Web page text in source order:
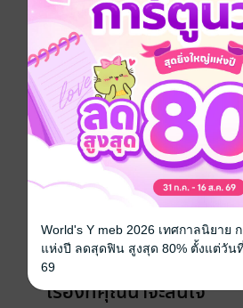
ติดตาม แช
ปหีนวาร
พระอภิธรรมปิฎก เล่ม 05 - ยมกปกร
ประเภทไฟล์
วันที่วางขาย
ราคาปก
เรื่องที่คุณน่าจะสนใจ
World's Y meb 2026 เทศกาลนิยาย
แห่งปี ลดสุดฟิน สูงสุด 80% ตั้งแต่วัน
69